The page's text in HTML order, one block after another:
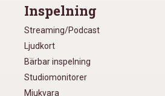
Inspelning
Streaming/Podcast
Ljudkort
Bärbar inspelning
Studiomonitorer
Mjukvara